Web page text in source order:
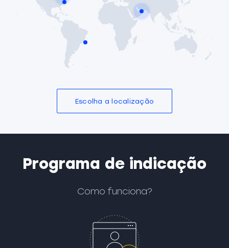
Escolha a localização
Programa de indicação
Como funciona?